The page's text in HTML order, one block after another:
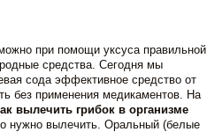
при помощи уксуса правильной
средства. Сегодня мы
сода эффективное средство от
без применения медикаментов. На
вылечить грибок в организме
вылечить. Оральный (белые